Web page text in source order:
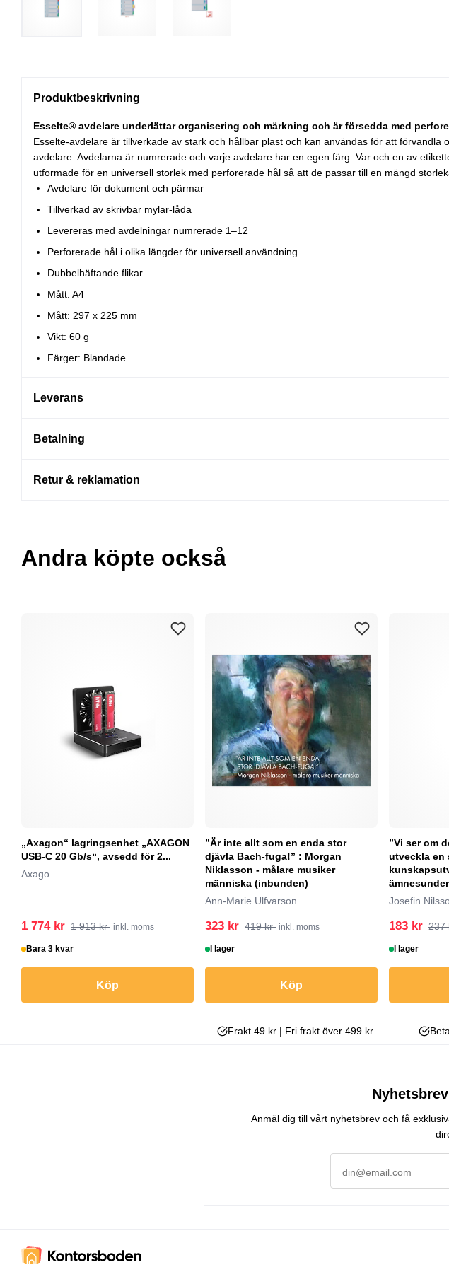
Produktbeskrivning
Esselte® avdelare underlättar organisering och märkning och är försedda med
Esselte-avdelare är tillverkade av stark och hållbar plast och kan användas för att
avdelare. Avdelarna är numrerade och varje avdelare har en egen färg. Var och en av
utformade för en universell storlek med perforerade hål så att de passar till en mängd
Avdelare för dokument och pärmar
Tillverkad av skrivbar mylar-låda
Levereras med avdelningar numrerade 1–12
Perforerade hål i olika längder för universell användning
Dubbelhäftande flikar
Mått: A4
Mått: 297 x 225 mm
Vikt: 60 g
Färger: Blandade
Leverans
Betalning
Retur & reklamation
Andra köpte också
„Axagon“ lagringsenhet „AXAGON
USB-C 20 Gb/s“, avsedd för 2...
Axago
1 774 kr 1 913 kr inkl. moms
Bara 3 kvar
Köp
”Är inte allt som en enda stor
djävla Bach-fuga!” : Morgan
Niklasson - målare musiker
människa (inbunden)
Ann-Marie Ulfvarson
323 kr 419 kr inkl. moms
I lager
Köp
”Vi ser om
utveckla en
elever –
Josefin
183 kr
I lager
Frakt 49 kr | Fri frakt över 499 kr
Anmäl dig till vårt nyhetsbrev och få